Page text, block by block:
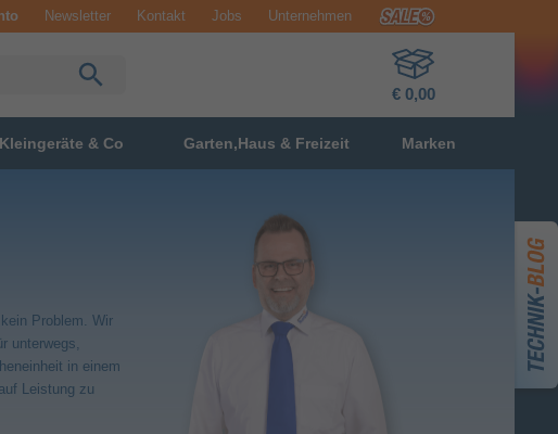
Newsletter Kontakt Jobs Unternehmen
€ 0,00
Kleingeräte & Co Garten,Haus & Freizeit Marken
Problem. Wir
unterwegs,
in einem
Leistung zu